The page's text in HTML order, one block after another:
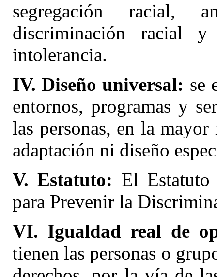
segregación racial,
discriminación racial
intolerancia.
IV. Diseño universal: se
entornos, programas y
las personas, en la
adaptación ni diseño
V. Estatuto: El
para Prevenir la
VI. Igualdad real de
tienen las personas o